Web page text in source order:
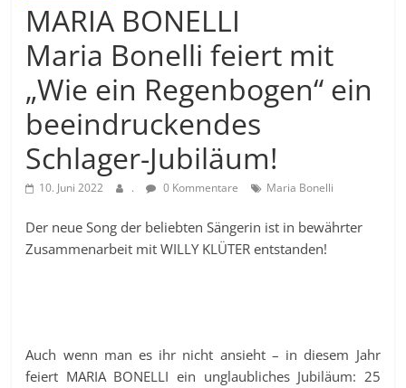
MARIA BONELLI
Maria Bonelli feiert mit
„Wie ein Regenbogen“ ein
beeindruckendes
Schlager-Jubiläum!
10. Juni 2022 . 0 Kommentare Maria Bonelli
Der neue Song der beliebten Sängerin ist in bewährter
Zusammenarbeit mit WILLY KLÜTER entstanden!
Auch wenn man es ihr nicht ansieht – in diesem Jahr
feiert MARIA BONELLI ein unglaubliches Jubiläum: 25